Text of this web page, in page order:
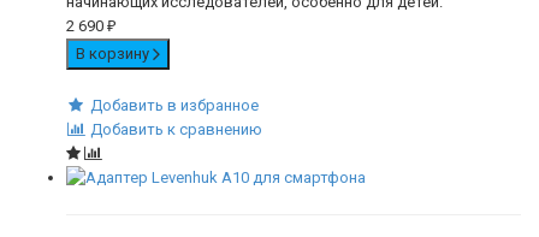
2 690 ₽
В корзину
Добавить в избранное
Добавить к сравнению